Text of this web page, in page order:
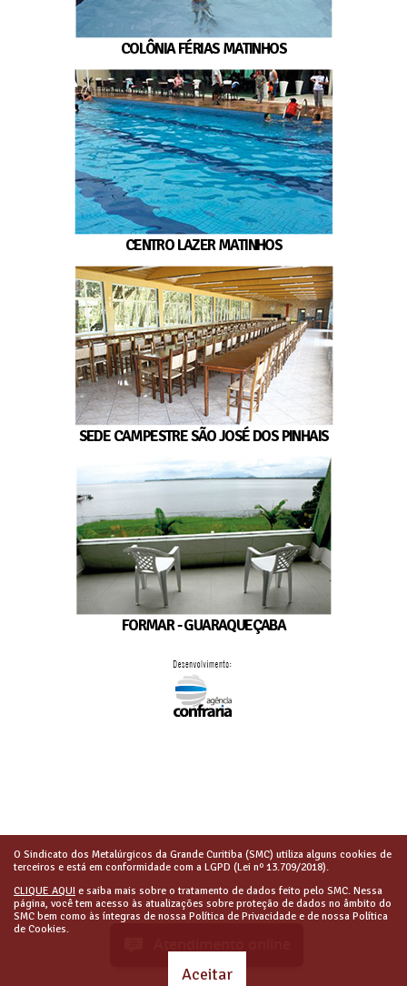
COLÔNIA FÉRIAS MATINHOS
CENTRO LAZER MATINHOS
SEDE CAMPESTRE SÃO JOSÉ DOS PINHAIS
FORMAR - GUARAQUEÇABA
O Sindicato dos Metalúrgicos da Grande Curitiba (SMC) utiliza alguns cookies de
terceiros e está em conformidade com a LGPD (Lei nº 13.709/2018).
CLIQUE AQUI e saiba mais sobre o tratamento de dados feito pelo SMC. Nessa
página, você tem acesso às atualizações sobre proteção de dados no âmbito do
SMC bem como às íntegras de nossa Política de Privacidade e de nossa Política
de Cookies.
Aceitar